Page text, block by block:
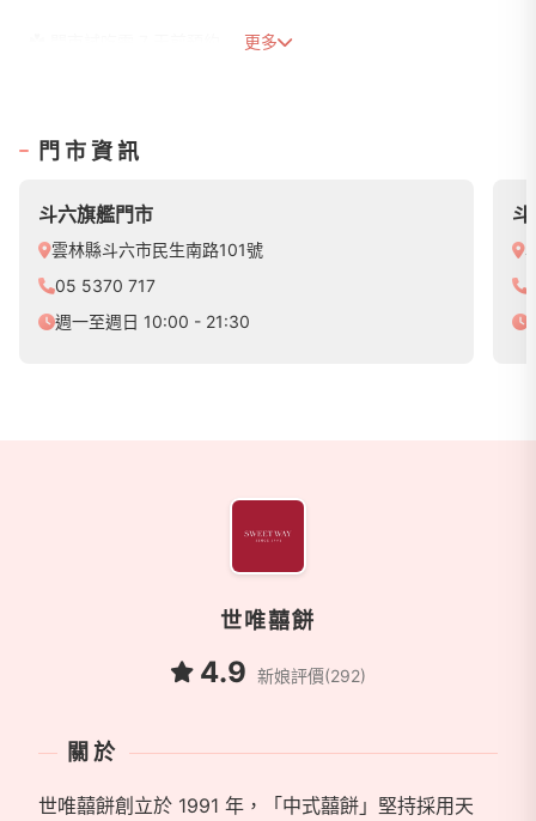
更多
門市資訊
斗六旗艦門市
雲林縣斗六市民生南路101號
05 5370 717
週一至週日 10:00 - 21:30
世唯囍餅
4.9 新娘評價(292)
關於
世唯囍餅創立於 1991 年，「中式囍餅」堅持採用天